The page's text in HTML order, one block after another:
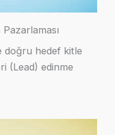
doğru hedef kitle
(Lead) edinme